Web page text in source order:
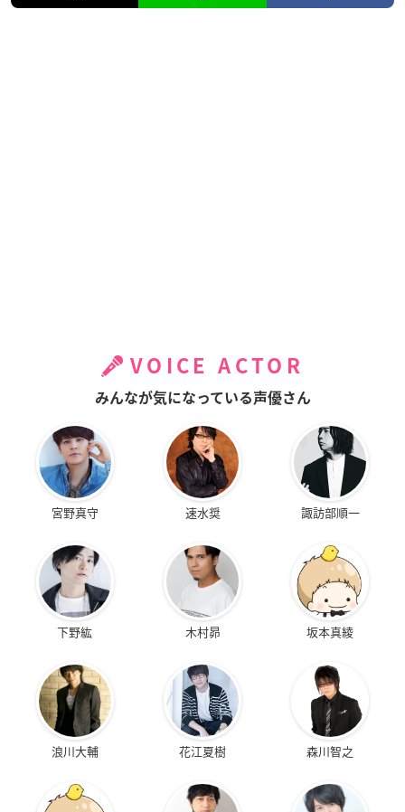
VOICE ACTOR
みんなが気になっている声優さん
宮野真守 速水奨 諏訪部順一
下野紘 木村昴 坂本真綾
浪川大輔 花江夏樹 森川智之